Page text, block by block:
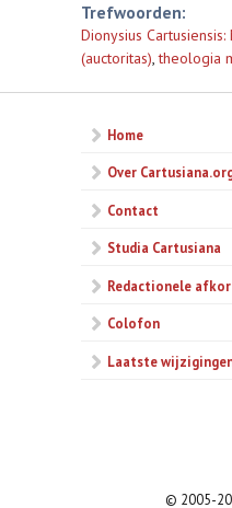
Trefwoorden:
Dionysius
(auctoritas),theologia
Home
Over
Contact
Studia Cartusiana
Redactionele
Colofon
Laatste
© 2005-